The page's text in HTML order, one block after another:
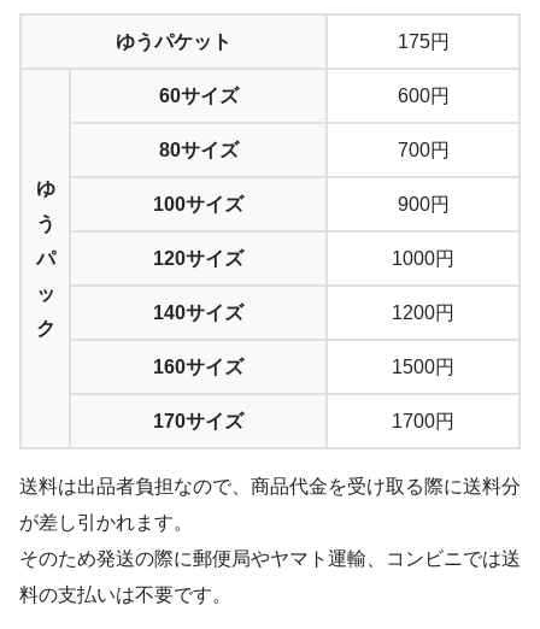
ゆうパケット 175円
ゆ
う
パ
ッ
ク
60サイズ 600円
80サイズ 700円
100サイズ 900円
120サイズ 1000円
140サイズ 1200円
160サイズ 1500円
170サイズ 1700円
送料は出品者負担なので、商品代金を受け取る際に送料分
が差し引かれます。
そのため発送の際に郵便局やヤマト運輸、コンビニでは送
料の支払いは不要です。